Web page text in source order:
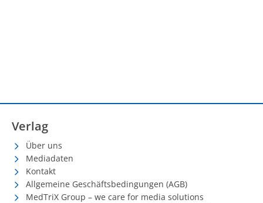
Verlag
Über uns
Mediadaten
Kontakt
Allgemeine Geschäftsbedingungen (AGB)
MedTriX Group – we care for media solutions